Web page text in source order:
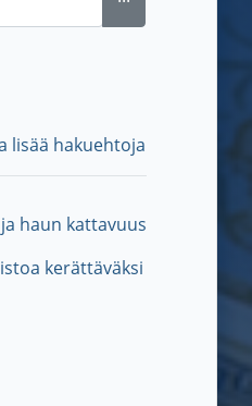
lisää hakuehtoja
haun kattavuus
kerättäväksi